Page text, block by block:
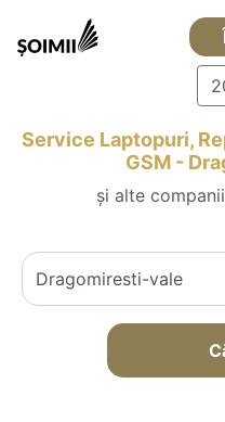
Service Laptopuri,
GSM -
și alte